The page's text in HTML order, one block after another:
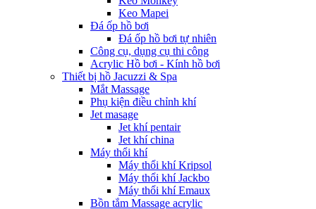
Keo Mapei
Đá ốp hồ bơi
Đá ốp hồ bơi tự nhiên
Công cụ, dụng cụ thi công
Acrylic Hồ bơi - Kính hồ bơi
Thiết bị hồ Jacuzzi & Spa
Mắt Massage
Phụ kiện điều chỉnh khí
Jet masage
Jet khí pentair
Jet khí china
Máy thổi khí
Máy thổi khí Kripsol
Máy thổi khí Jackbo
Máy thổi khí Emaux
Bồn tắm Massage acrylic